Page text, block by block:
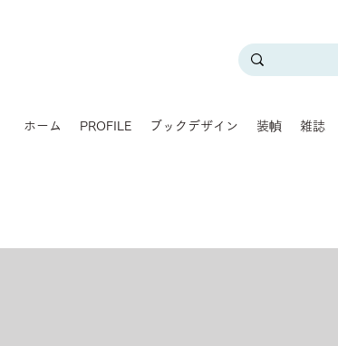
ホーム PROFILE ブックデザイン 装幀 雑誌